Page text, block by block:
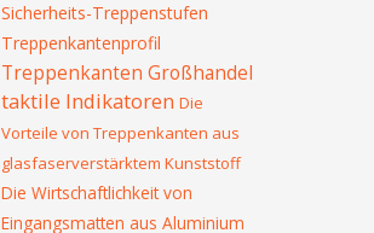
Sicherheits-Treppenstufen
Treppenkantenprofil
Treppenkanten Großhandel
taktile Indikatoren Die
Vorteile von Treppenkanten aus
glasfaserverstärktem Kunststoff
Die Wirtschaftlichkeit von
Eingangsmatten aus Aluminium